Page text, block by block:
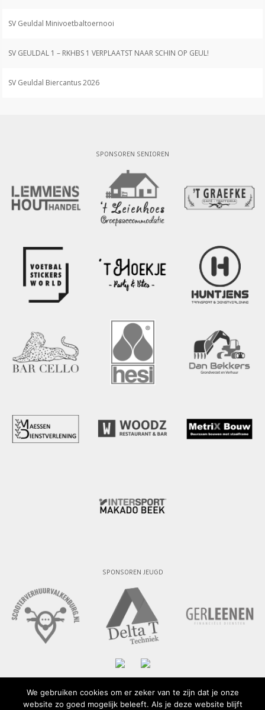
SV Geuldal Minivoetbaltoernooi
SV GEULDAL 1 – RKHBS 1 VERPLAATST NAAR SCHIN OP GEUL!
SV Geuldal Biercantus 2026
SPONSOREN SENIOREN
SPONSOREN JEUGD
We gebruiken cookies om er zeker van te zijn dat je onze
website zo goed mogelijk beleeft. Als je deze website blijft